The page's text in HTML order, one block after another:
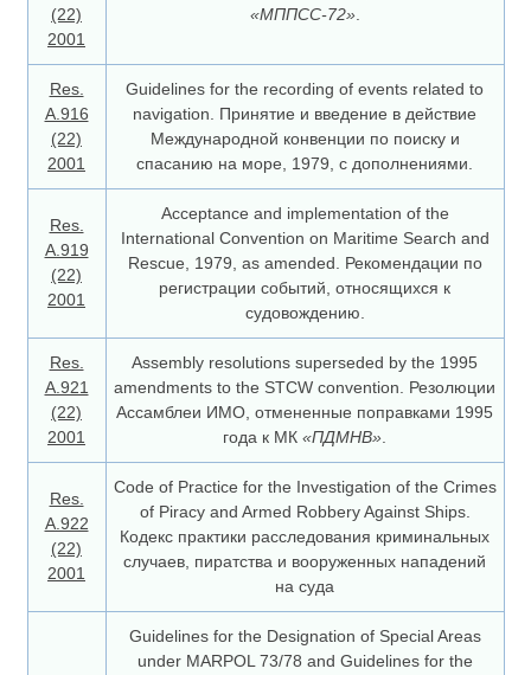
(22)
2001
«МППСС-72».
Res.
A.916
(22)
2001
Guidelines for the recording of events related to
navigation. Принятие и введение в действие
Международной конвенции по поиску и
спасанию на море, 1979, с дополнениями.
Res.
А.919
(22)
2001
Acceptance and implementation of the
International Convention on Maritime Search and
Rescue, 1979, as amended. Рекомендации по
регистрации событий, относящихся к
судовождению.
Res.
A.921
(22)
2001
Assembly resolutions superseded by the 1995
amendments to the STCW convention. Резолюции
Ассамблеи ИМО, отмененные поправками 1995
года к МК «ПДМНВ»
Res.
A.922
(22)
2001
Code of Practice for the Investigation of the Crimes
of Piracy and Armed Robbery Against Ships.
Кодекс практики расследования криминальных
случаев, пиратства и вооруженных нападений
на суда
Guidelines for the Designation of Special Areas
under MARPOL 73/78 and Guidelines for the